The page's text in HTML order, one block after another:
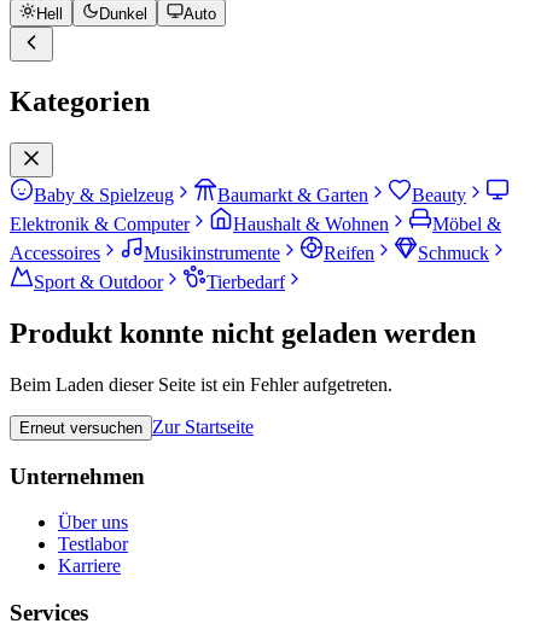
Hell Dunkel Auto
Kategorien
Baby & Spielzeug Baumarkt & Garten
Beauty
Elektronik & Computer
Haushalt & Wohnen
Möbel &
Accessoires
Musikinstrumente Reifen
Schmuck
Sport & Outdoor
Tierbedarf
Produkt konnte nicht geladen werden
Beim Laden dieser Seite ist ein Fehler aufgetreten.
Erneut versuchen Zur Startseite
Unternehmen
Über uns
Testlabor
Karriere
Services